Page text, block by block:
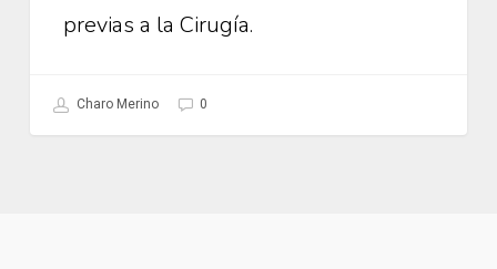
previas a la Cirugía.
Charo Merino 0